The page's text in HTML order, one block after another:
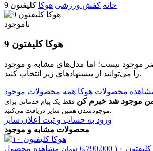
خانه کفش ورزشی هوکا کلیفتون 9
ناموجود
هوکا کلیفتون 9
موجود نیست؛ اما مدل‌های مشابه و موجود
را می‌توانید از پیشنهادهای زیر انتخاب کنید.
محصولات هوکا همه محصولات موجود
موجود شد خبرم کن فقط یک پیام خدماتی برای
موجودشدن همین سایز دریافت می‌کنید.
ورود به حساب و ثبت اعلان سایز
محصولات مشابه و موجود
کلیفتون ۱۰ 6,790,000 تومان مشاهده محصول